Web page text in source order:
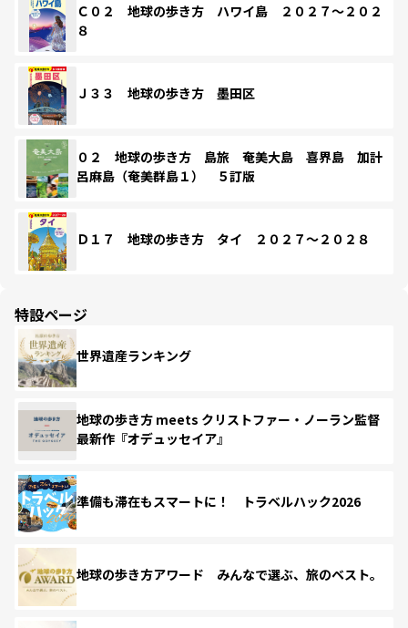
Ｃ０２ 地球の歩き方 ハワイ島 ２０２７～２０２
８
Ｊ３３ 地球の歩き方 墨田区
０２ 地球の歩き方 島旅 奄美大島 喜界島 加計
呂麻島（奄美群島１） ５訂版
Ｄ１７ 地球の歩き方 タイ ２０２７～２０２８
特設ページ
世界遺産ランキング
地球の歩き方 meets クリストファー・ノーラン監督
最新作『オデュッセイア』
準備も滞在もスマートに！ トラベルハック2026
地球の歩き方アワード みんなで選ぶ、旅のベスト。